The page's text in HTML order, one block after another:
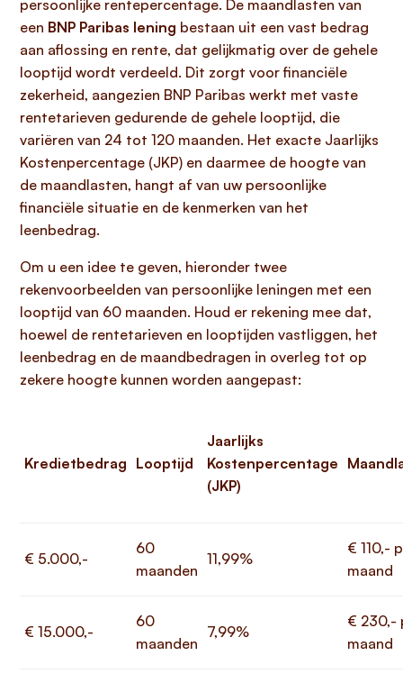
persoonlijke rentepercentage. De maandlasten van
een BNP Paribas lening bestaan uit een vast bedrag
aan aflossing en rente, dat gelijkmatig over de gehele
looptijd wordt verdeeld. Dit zorgt voor financiële
zekerheid, aangezien BNP Paribas werkt met vaste
rentetarieven gedurende de gehele looptijd, die
variëren van 24 tot 120 maanden. Het exacte Jaarlijks
Kostenpercentage (JKP) en daarmee de hoogte van
de maandlasten, hangt af van uw persoonlijke
financiële situatie en de kenmerken van het
leenbedrag.
Om u een idee te geven, hieronder twee
rekenvoorbeelden van persoonlijke leningen met een
looptijd van 60 maanden. Houd er rekening mee dat,
hoewel de rentetarieven en looptijden vastliggen, het
leenbedrag en de maandbedragen in overleg tot op
zekere hoogte kunnen worden aangepast:
Kredietbedrag Looptijd
Jaarlijks
Kostenpercentage
(JKP)
€ 5.000,-
60
maanden
11,99%
€ 110,-
maand
€ 15.000,-
60
maanden
7,99%
€ 230,-
maand